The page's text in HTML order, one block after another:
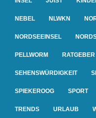
NEBEL NLWKN
NORDSEEINSEL
PELLWORM RATGEBER
SEHENSWÜRDIGKEIT
SPIEKEROOG SPORT
TRENDS URLAUB